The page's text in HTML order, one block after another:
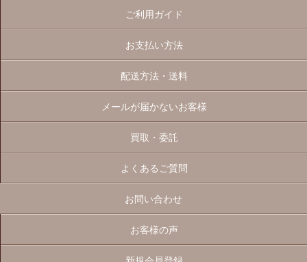
ご利用ガイド
お支払い方法
配送方法・送料
メールが届かないお客様
買取・委託
よくあるご質問
お問い合わせ
お客様の声